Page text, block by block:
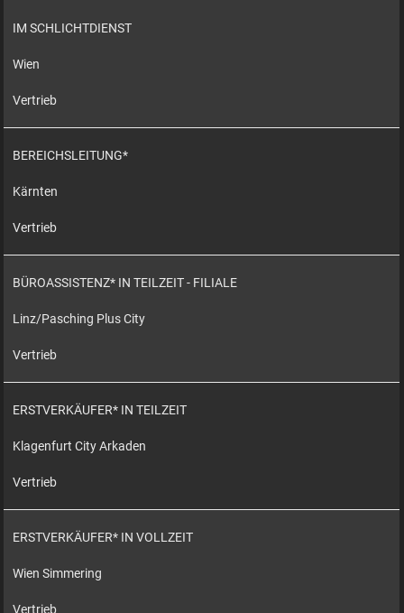
IM SCHLICHTDIENST
Wien
Vertrieb
BEREICHSLEITUNG*
Kärnten
Vertrieb
BÜROASSISTENZ* IN TEILZEIT - FILIALE
Linz/Pasching Plus City
Vertrieb
ERSTVERKÄUFER* IN TEILZEIT
Klagenfurt City Arkaden
Vertrieb
ERSTVERKÄUFER* IN VOLLZEIT
Wien Simmering
Vertrieb